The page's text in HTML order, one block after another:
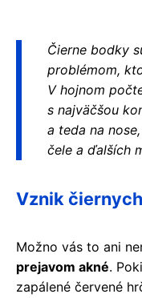
Čierne bodky
problémom,
V hojnom
s najväčšou
a teda na
čele a ďalších
Vznik
Možno vás to ani
prejavom akné.
zapálené červené